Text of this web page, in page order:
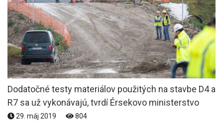
Dodatočné testy materiálov použitých na stavbe D4 a
R7 sa už vykonávajú, tvrdí Érsekovo ministerstvo
29. máj 2019 804